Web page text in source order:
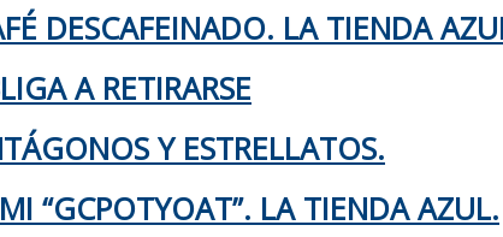
DESCAFEINADO. LA TIENDA
A RETIRARSE
Y ESTRELLATOS.
“GCPOTYOAT”. LA TIENDA AZUL.